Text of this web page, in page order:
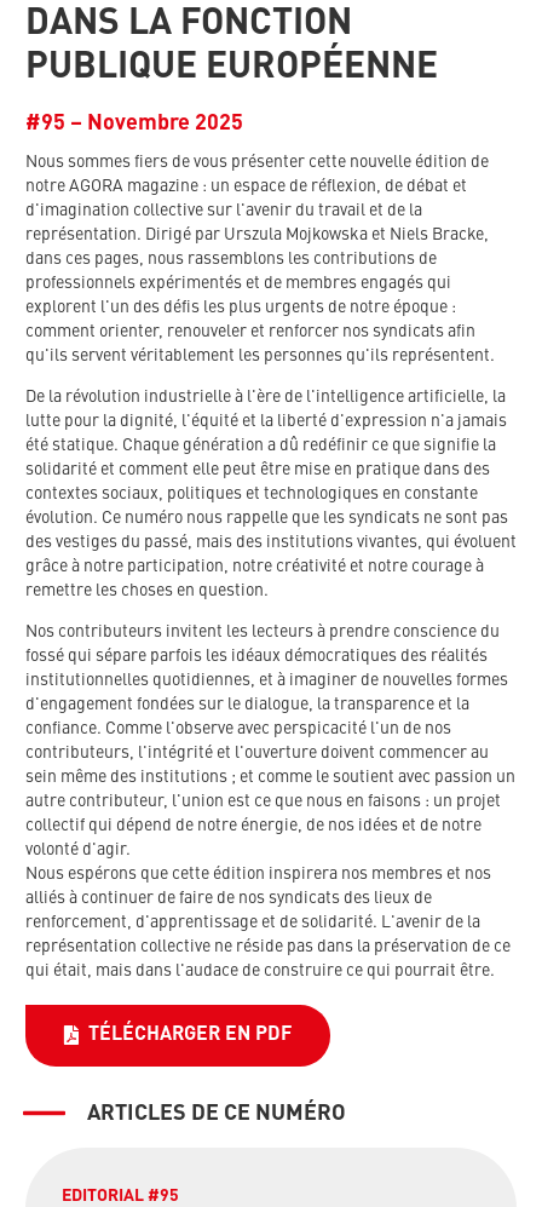
DANS LA FONCTION
PUBLIQUE EUROPÉENNE
#95 – Novembre 2025
Nous sommes fiers de vous présenter cette nouvelle édition de
notre AGORA magazine : un espace de réflexion, de débat et
d'imagination collective sur l'avenir du travail et de la
représentation. Dirigé par Urszula Mojkowska et Niels Bracke,
dans ces pages, nous rassemblons les contributions de
professionnels expérimentés et de membres engagés qui
explorent l'un des défis les plus urgents de notre époque :
comment orienter, renouveler et renforcer nos syndicats afin
qu'ils servent véritablement les personnes qu'ils représentent.
De la révolution industrielle à l'ère de l'intelligence artificielle, la
lutte pour la dignité, l'équité et la liberté d'expression n'a jamais
été statique. Chaque génération a dû redéfinir ce que signifie la
solidarité et comment elle peut être mise en pratique dans des
contextes sociaux, politiques et technologiques en constante
évolution. Ce numéro nous rappelle que les syndicats ne sont pas
des vestiges du passé, mais des institutions vivantes, qui évoluent
grâce à notre participation, notre créativité et notre courage à
remettre les choses en question.
Nos contributeurs invitent les lecteurs à prendre conscience du
fossé qui sépare parfois les idéaux démocratiques des réalités
institutionnelles quotidiennes, et à imaginer de nouvelles formes
d'engagement fondées sur le dialogue, la transparence et la
confiance. Comme l'observe avec perspicacité l'un de nos
contributeurs, l'intégrité et l'ouverture doivent commencer au
sein même des institutions ; et comme le soutient avec passion un
autre contributeur, l'union est ce que nous en faisons : un projet
collectif qui dépend de notre énergie, de nos idées et de notre
volonté d'agir.
Nous espérons que cette édition inspirera nos membres et nos
alliés à continuer de faire de nos syndicats des lieux de
renforcement, d'apprentissage et de solidarité. L'avenir de la
représentation collective ne réside pas dans la préservation de ce
qui était, mais dans l'audace de construire ce qui pourrait être.
TÉLÉCHARGER EN PDF
ARTICLES DE CE NUMÉRO
EDITORIAL #95